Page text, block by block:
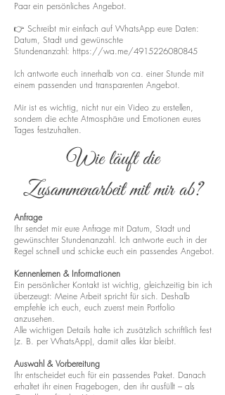
Paar ein persönliches Angebot.
👉 Schreibt mir einfach auf WhatsApp eure Daten:
Datum, Stadt und gewünschte
Stundenanzahl: https://wa.me/4915226080845
Ich antworte euch innerhalb von ca. einer Stunde mit
einem passenden und transparenten Angebot.
Mir ist es wichtig, nicht nur ein Video zu erstellen,
sondern die echte Atmosphäre und Emotionen eures
Tages festzuhalten.
Wie läuft die
Zusammenarbeit mit mir ab?
Anfrage
Ihr sendet mir eure Anfrage mit Datum, Stadt und
gewünschter Stundenanzahl. Ich antworte euch in der
Regel schnell und schicke euch ein passendes Angebot.
Kennenlernen & Informationen
Ein persönlicher Kontakt ist wichtig, gleichzeitig bin ich
überzeugt: Meine Arbeit spricht für sich. Deshalb
empfehle ich euch, euch zuerst mein Portfolio
anzusehen.
Alle wichtigen Details halte ich zusätzlich schriftlich fest
(z. B. per WhatsApp), damit alles klar bleibt.
Auswahl & Vorbereitung
Ihr entscheidet euch für ein passendes Paket. Danach
erhaltet ihr einen Fragebogen, den ihr ausfüllt – als